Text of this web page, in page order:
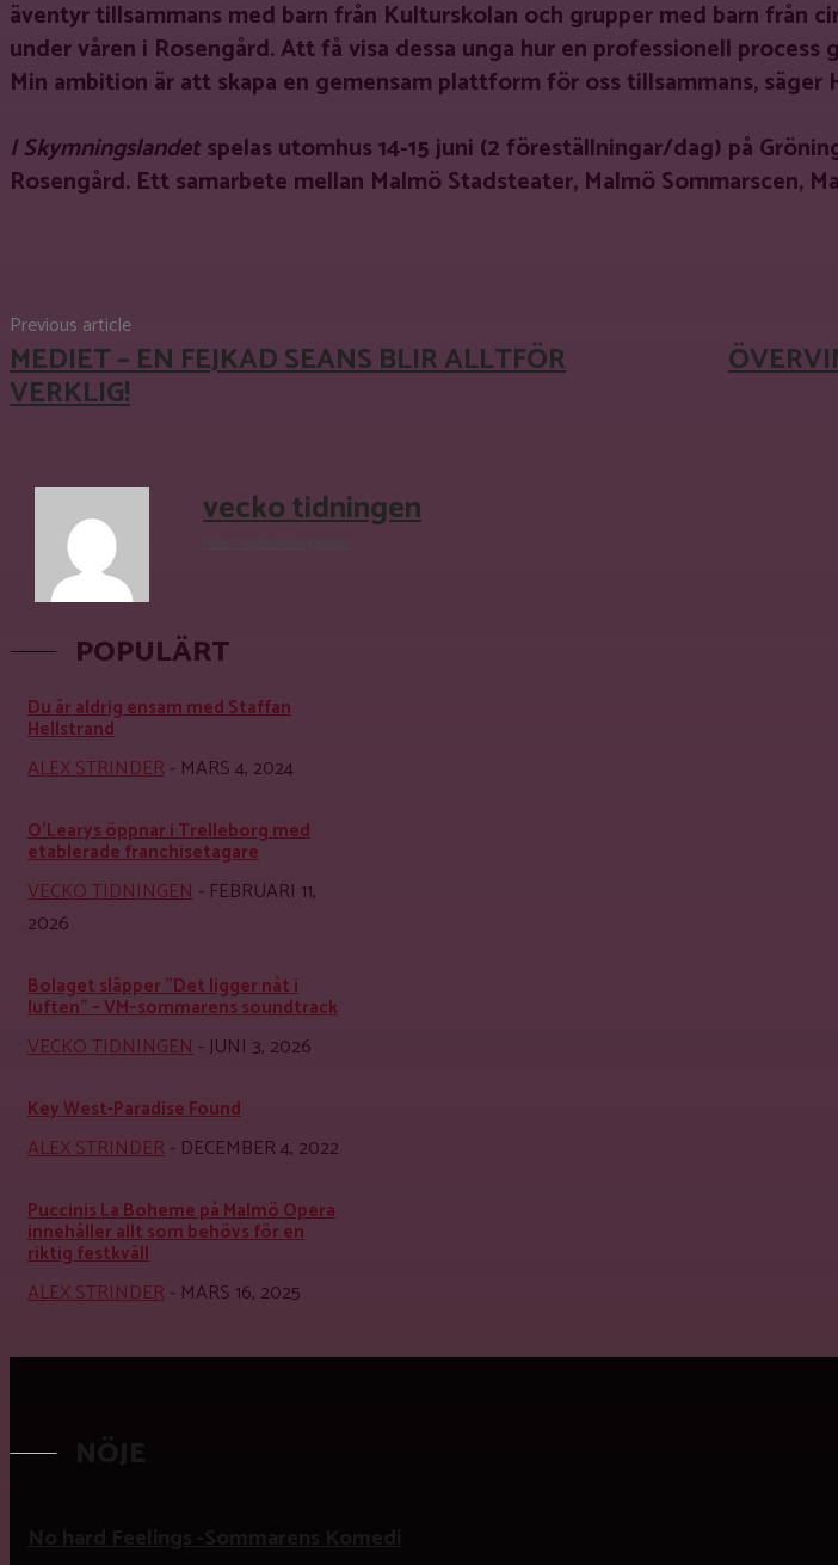
äventyr tillsammans med barn från Kulturskolan och grupper med barn från
under våren i Rosengård. Att få visa dessa unga hur en professionell
Min ambition är att skapa en gemensam plattform för oss tillsammans, säger
I Skymningslandetspelas utomhus 14-15 juni (2 föreställningar/dag) på
Rosengård. Ett samarbete mellan Malmö Stadsteater, Malmö Sommarscen,
Previous article
MEDIET – EN FEJKAD SEANS BLIR ALLTFÖR
VERKLIG!
vecko tidningen
POPULÄRT
Du är aldrig ensam med Staffan
Hellstrand
ALEX STRINDER- MARS 4, 2024
O’Learys öppnar i Trelleborg med
etablerade franchisetagare
VECKO TIDNINGEN- FEBRUARI 11,
2026
Bolaget släpper ”Det ligger nåt i
luften” – VM–sommarens soundtrack
VECKO TIDNINGEN- JUNI 3, 2026
Key West-Paradise Found
ALEX STRINDER- DECEMBER 4, 2022
Puccinis La Boheme på Malmö Opera
innehåller allt som behövs för en
riktig festkväll
ALEX STRINDER- MARS 16, 2025